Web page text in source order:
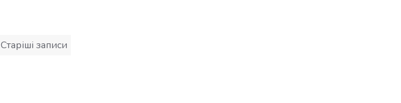
Навігація
Старіші записи